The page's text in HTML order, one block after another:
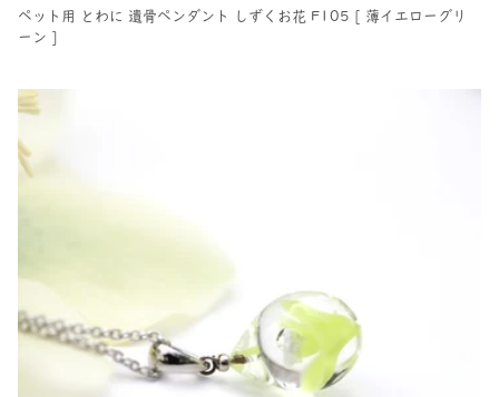
ペット用 とわに 遺骨ペンダント しずくお花 F105 [ 薄イエローグリ
ーン ]